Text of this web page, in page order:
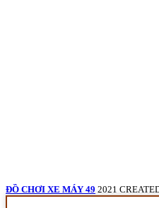
ĐỒ CHƠI XE MÁY 49 2021